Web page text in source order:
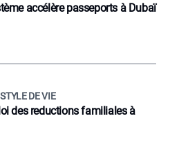
accélère passeports à Dubaï
DE VIE
des reductions familiales à